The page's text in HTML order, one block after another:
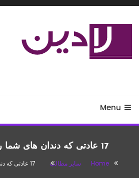
Skip
Menu
17 عادتی که دندان های شما را نابود می کند
Home سایر مطالب 17 عادتی که دندان های شما را نابود می کند